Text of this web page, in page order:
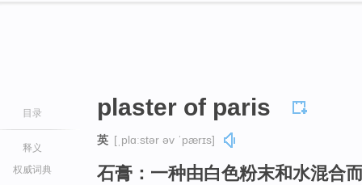
目录
释义
权威词典
plaster of paris
英 [ˌplɑːstər əv ˈpærɪs]
石膏：一种由白色粉末和水混合